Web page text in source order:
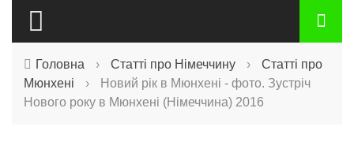
Головна › Статті про Німеччину ›
Статті про
Мюнхені
›
Новий рік в Мюнхені - фото. Зустріч
Нового року в Мюнхені (Німеччина) 2016